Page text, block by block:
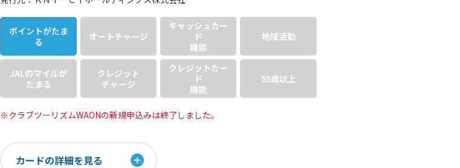
ポイントがたま
る
オートチャージ
キャッシュカー
ド
機能
地域活動
JALのマイルが
たまる
クレジット
チャージ
クレジットカー
ド
機能
55歳以上
※クラブツーリズムWAONの新規申込みは終了しました。
カードの詳細を見る